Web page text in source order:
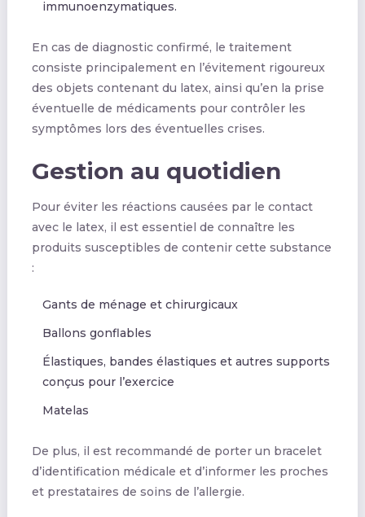
immunoenzymatiques.
En cas de diagnostic confirmé, le traitement
consiste principalement en l’évitement rigoureux
des objets contenant du latex, ainsi qu’en la prise
éventuelle de médicaments pour contrôler les
symptômes lors des éventuelles crises.
Gestion au quotidien
Pour éviter les réactions causées par le contact
avec le latex, il est essentiel de connaître les
produits susceptibles de contenir cette substance
:
Gants de ménage et chirurgicaux
Ballons gonflables
Élastiques, bandes élastiques et autres supports
conçus pour l’exercice
Matelas
De plus, il est recommandé de porter un bracelet
d’identification médicale et d’informer les proches
et prestataires de soins de l’allergie.